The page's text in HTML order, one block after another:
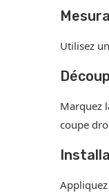
Utilisez
Marquez
coupe